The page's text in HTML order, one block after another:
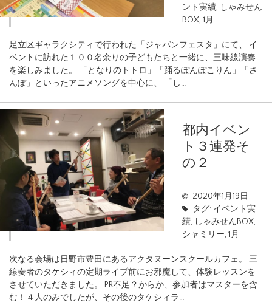
ント実績, しゃみせん
BOX, 1月
足立区ギャラクシティで行われた「ジャパンフェスタ」にて、 イ
ベントに訪れた１００名余りの子どもたちと一緒に、三味線演奏
を楽しみました。 「となりのトトロ」「踊るぽんぽこりん」「さ
んぽ」といったアニメソングを中心に、 「し…
都内イベン
ト３連発そ
の２
2020年1月19日
タグ: イベント実
績, しゃみせんBOX,
シャミリー, 1月
次なる会場は日野市豊田にあるアクタヌーンスクールカフェ。 三
線奏者のタケシィの定期ライブ前にお邪魔して、体験レッスンを
させていただきました。 PR不足？からか、参加者はマスターを含
む！４人のみでしたが、その後のタケシィラ…